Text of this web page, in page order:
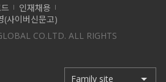
인재채용
(사이버신문고)
CO.LTD. ALL RIGHTS
Family site
Family site